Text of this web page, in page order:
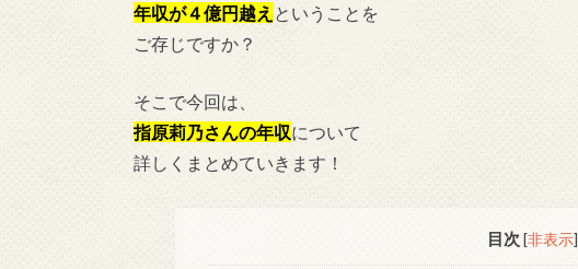
年収が４億円越え ということを
ご存じですか？
そこで今回は、
指原莉乃さんの年収について
詳しくまとめていきます！
目次 [非表示]